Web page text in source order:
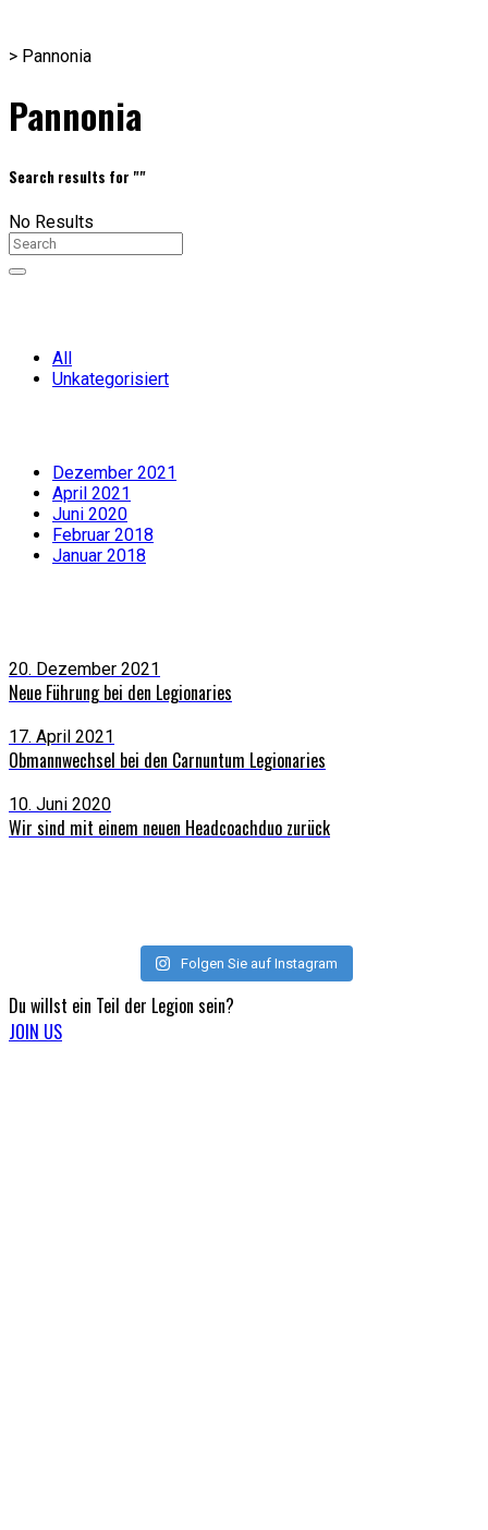
> Pannonia
Pannonia
Search results for ""
No Results
All
Unkategorisiert
Dezember 2021
April 2021
Juni 2020
Februar 2018
Januar 2018
20. Dezember 2021
Neue Führung bei den Legionaries
17. April 2021
Obmannwechsel bei den Carnuntum Legionaries
10. Juni 2020
Wir sind mit einem neuen Headcoachduo zurück
Folgen Sie auf Instagram
Du willst ein Teil der Legion sein?
JOIN US